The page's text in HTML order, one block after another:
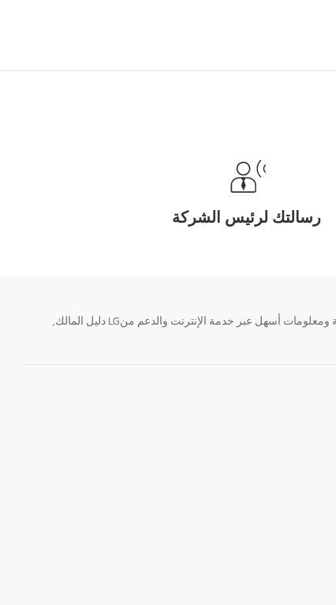
رسالتك لرئيس الشركة
تحتاج معلومة؟ او لديك سؤال ؟ يمكننا المساعدة. سواء كنت فى حاجة الى حجز منتجك او التواصل مع احد ممثلى دعم LG أو الحصول على خدمة صيانة. إيجاد أجوبة ومعلومات أسهل عبر خدمة الإنترنت والدعم منLG دليل المالك,